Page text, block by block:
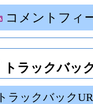
コメントフィ
トラックバッ
トラックバック